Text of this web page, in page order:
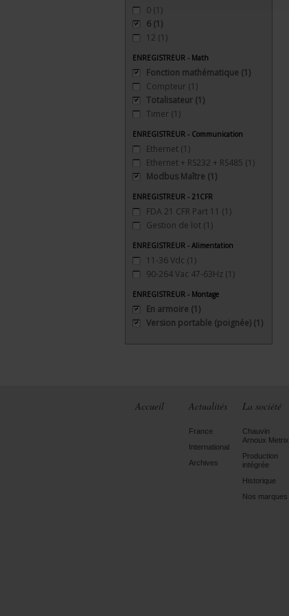
0 (1)
6 (1)
12 (1)
ENREGISTREUR - Math
Fonction mathématique (1)
Compteur (1)
Totalisateur (1)
Timer (1)
ENREGISTREUR - Communication
Ethernet (1)
Ethernet + RS232 + RS485 (1)
Modbus Maître (1)
ENREGISTREUR - 21CFR
FDA 21 CFR Part 11 (1)
Gestion de lot (1)
ENREGISTREUR - Alimentation
11-36 Vdc (1)
90-264 Vac 47-63Hz (1)
ENREGISTREUR - Montage
En armoire (1)
Version portable (poignée) (1)
Accueil Actualités
France
International
Archives
La société
Chauvin
Arnoux Metrix
Production
intégrée
Historique
Nos marques